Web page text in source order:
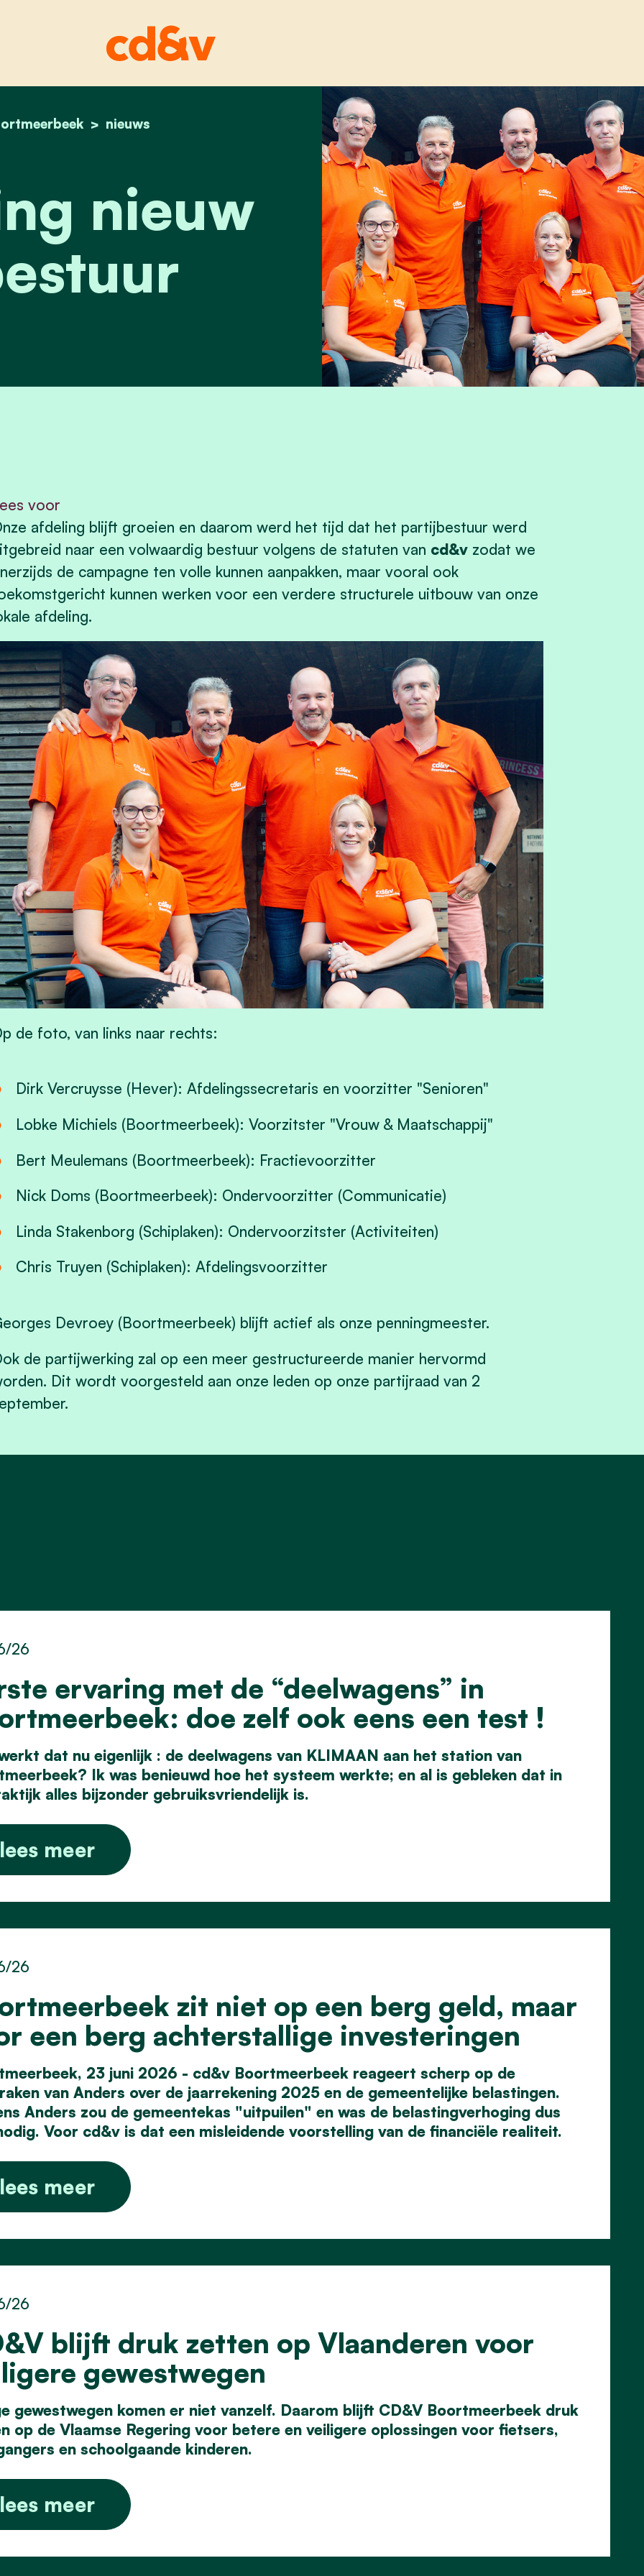
home nieuws
voorstelling nieuw partijbestuur
nieuw
voor
afdeling blijft groeien en daarom werd het tijd dat het partijbestuur werd
naar een volwaardig bestuur volgens de statuten van cd&vzodat we
de campagne ten volle kunnen aanpakken, maar vooral ook
kunnen werken voor een verdere structurele uitbouw van onze
afdeling.
de foto, van links naar rechts:
Dirk Vercruysse (Hever): Afdelingssecretaris en voorzitter "Senioren"
Lobke Michiels (Boortmeerbeek): Voorzitster "Vrouw & Maatschappij"
Bert Meulemans (Boortmeerbeek): Fractievoorzitter
Nick Doms (Boortmeerbeek): Ondervoorzitter (Communicatie)
Linda Stakenborg (Schiplaken): Ondervoorzitster (Activiteiten)
Chris Truyen (Schiplaken): Afdelingsvoorzitter
Devroey (Boortmeerbeek) blijft actief als onze penningmeester.
de partijwerking zal op een meer gestructureerde manier hervormd
Dit wordt voorgesteld aan onze leden op onze partijraad van 2
ervaring met de “deelwagens” in
doe zelf ook eens een test !
26
dat nu eigenlijk : de deelwagens van KLIMAAN aan het station van
Ik was benieuwd hoe het systeem werkte; en al is gebleken dat in
alles bijzonder gebruiksvriendelijk is.
meer
zit niet op een berg geld, maar
een berg achterstallige investeringen
26
23 juni 2026 - cd&v Boortmeerbeek reageert scherp op de
van Anders over de jaarrekening 2025 en de gemeentelijke belastingen.
Anders zou de gemeentekas "uitpuilen" en was de belastingverhoging dus
Voor cd&v is dat een misleidende voorstelling van de financiële realiteit.
meer
blijft druk zetten op Vlaanderen voor
gewestwegen
26
gewestwegen komen er niet vanzelf. Daarom blijft CD&V Boortmeerbeek druk
op de Vlaamse Regering voor betere en veiligere oplossingen voor fietsers,
en schoolgaande kinderen.
meer